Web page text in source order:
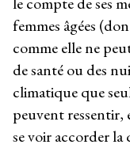
femmes âgées
comme elle ne
de santé ou des
climatique que
peuvent ressentir,
se voir accorder